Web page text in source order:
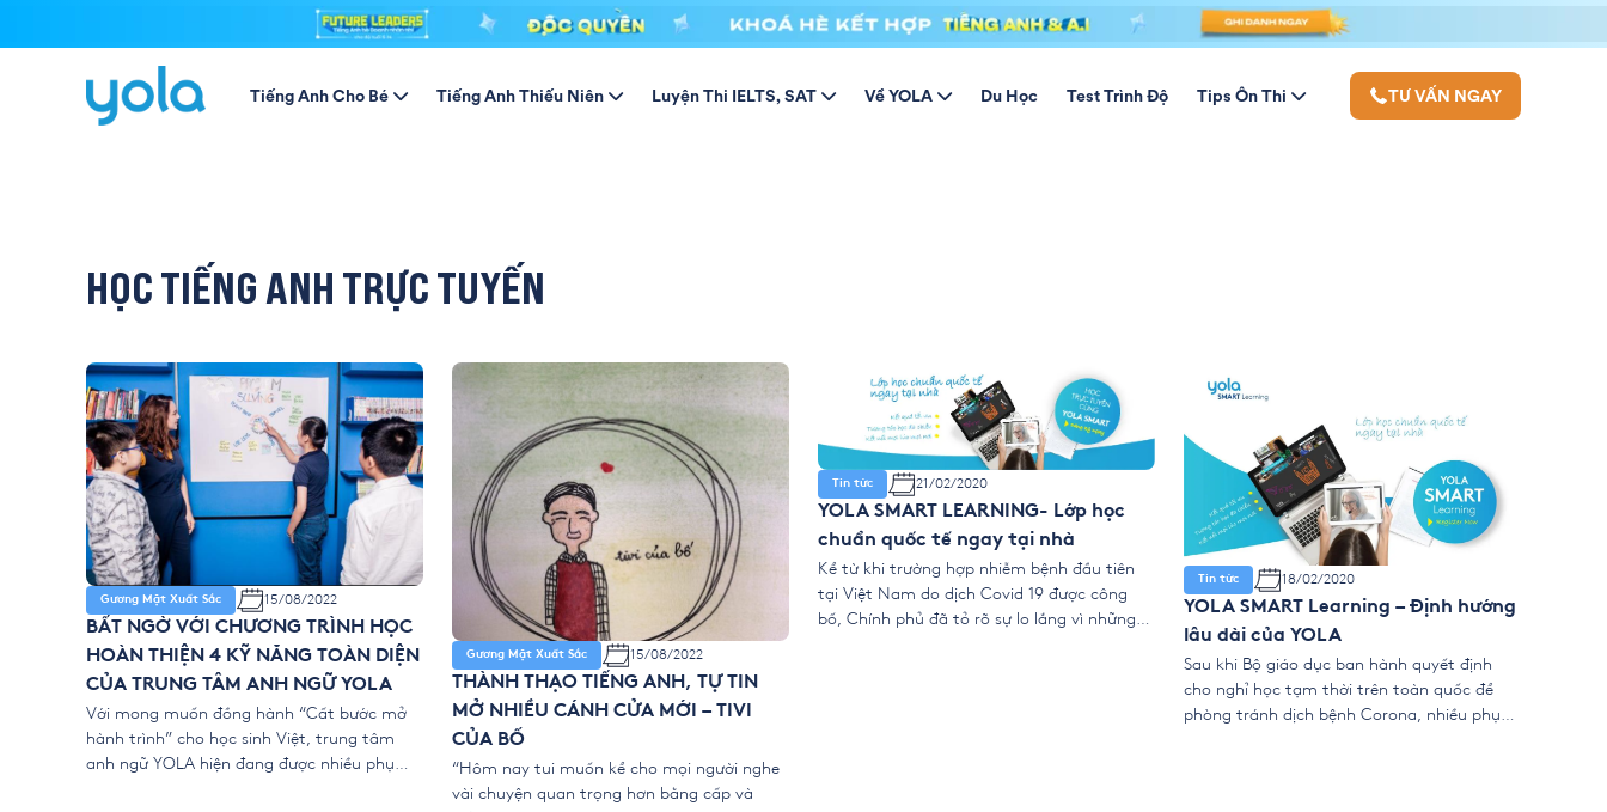
Tiếng Anh Cho Bé Tiếng Anh Thiếu Niên Luyện Thi IELTS, SAT Về YOLA Du Học Test Trình Độ Tips Ôn Thi TƯ VẤN NGAY
HỌC TIẾNG ANH TRỰC TUYẾN
Gương Mặt Xuất Sắc 15/08/2022
BẤT NGỜ VỚI CHƯƠNG TRÌNH HỌC
HOÀN THIỆN 4 KỸ NĂNG TOÀN DIỆN
CỦA TRUNG TÂM ANH NGỮ YOLA
Với mong muốn đồng hành “Cất bước mở
hành trình” cho học sinh Việt, trung tâm
anh ngữ YOLA hiện đang được nhiều phụ
Gương Mặt Xuất Sắc 15/08/2022
THÀNH THẠO TIẾNG ANH, TỰ TIN
MỞ NHIỀU CÁNH CỬA MỚI – TIVI
CỦA BỐ
“Hôm nay tui muốn kể cho mọi người nghe
vài chuyện quan trọng hơn bằng cấp và
Tin tức 21/02/2020
YOLA SMART LEARNING- Lớp học
chuẩn quốc tế ngay tại nhà
Kể từ khi trường hợp nhiễm bệnh đầu tiên
tại Việt Nam do dịch Covid 19 được công
bố, Chính phủ đã tỏ rõ sự lo lắng vì những
Tin tức 18/02/2020
YOLA SMART Learning – Định hướng
lâu dài của YOLA
Sau khi Bộ giáo dục ban hành quyết định
cho nghỉ học tạm thời trên toàn quốc để
phòng tránh dịch bệnh Corona, nhiều phụ